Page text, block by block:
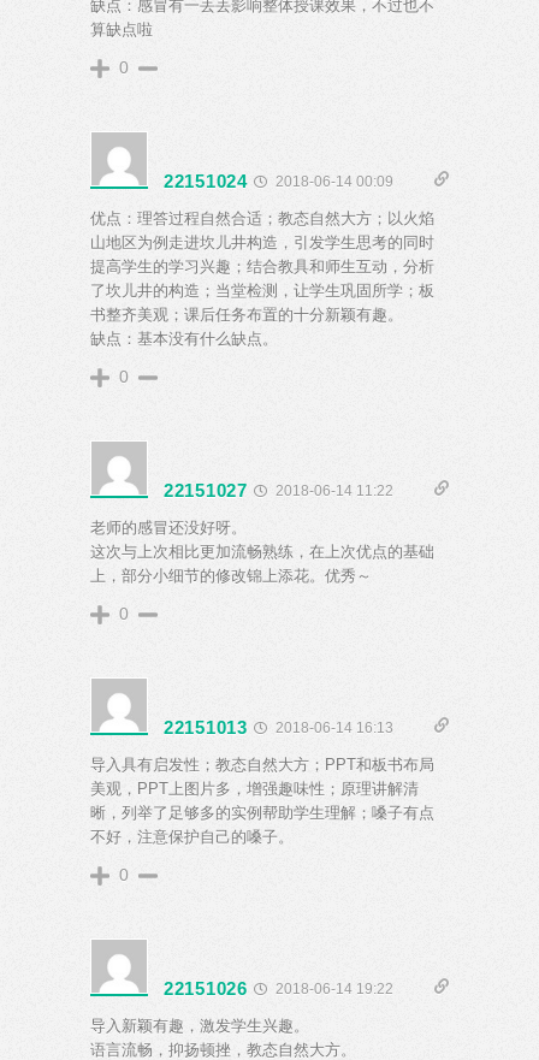
缺点：感冒有一丢丢影响整体授课效果，不过也不
算缺点啦
0
22151024 2018-06-14 00:09
优点：理答过程自然合适；教态自然大方；以火焰
山地区为例走进坎儿井构造，引发学生思考的同时
提高学生的学习兴趣；结合教具和师生互动，分析
了坎儿井的构造；当堂检测，让学生巩固所学；板
书整齐美观；课后任务布置的十分新颖有趣。
缺点：基本没有什么缺点。
0
22151027 2018-06-14 11:22
老师的感冒还没好呀。
这次与上次相比更加流畅熟练，在上次优点的基础
上，部分小细节的修改锦上添花。优秀～
0
22151013 2018-06-14 16:13
导入具有启发性；教态自然大方；PPT和板书布局
美观，PPT上图片多，增强趣味性；原理讲解清
晰，列举了足够多的实例帮助学生理解；嗓子有点
不好，注意保护自己的嗓子。
0
22151026 2018-06-14 19:22
导入新颖有趣，激发学生兴趣。
语言流畅，抑扬顿挫，教态自然大方。